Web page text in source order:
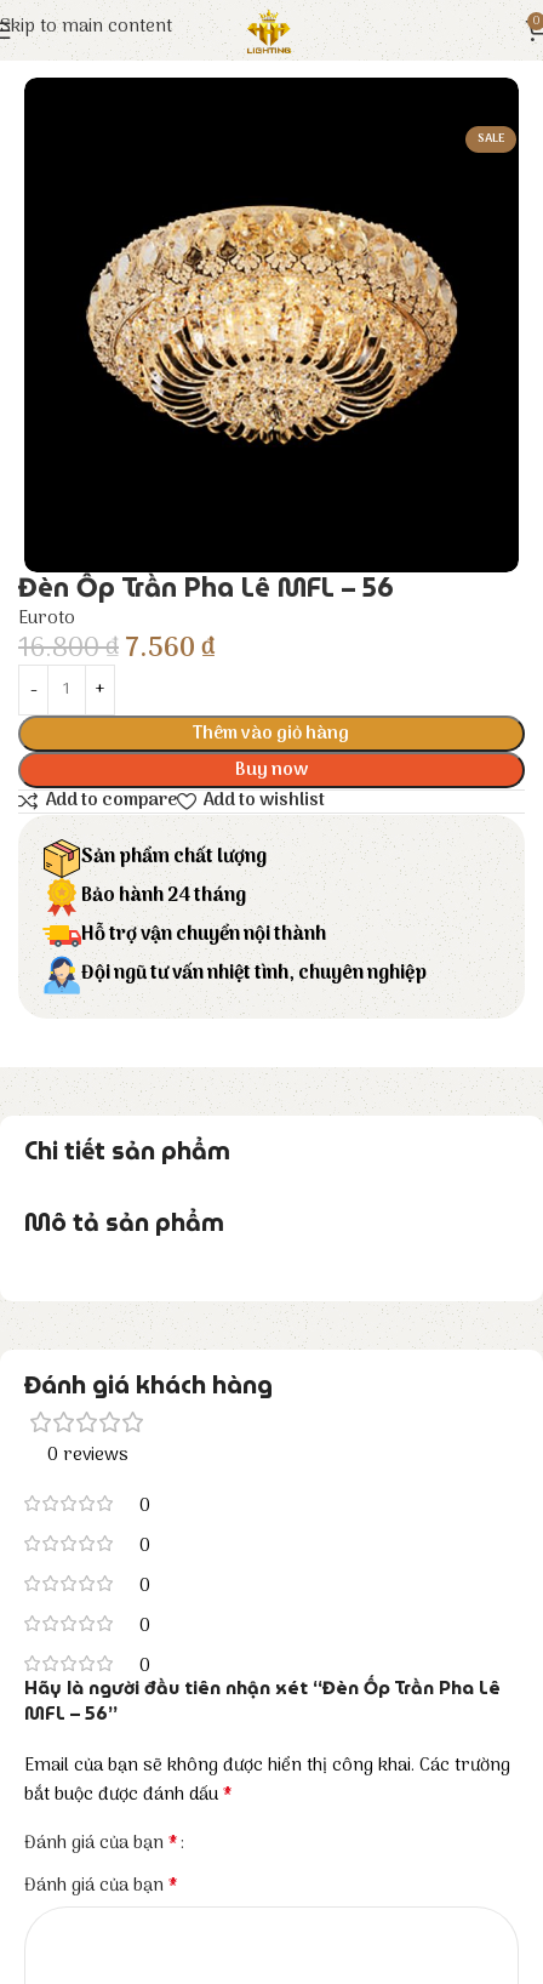
Skip to main content 0
Trang chủ Euroto Đèn Trang Trí
SALE
Đèn Ốp Trần Pha Lê MFL – 56
Euroto
16.800₫7.560₫
Thêm vào giỏ hàng
Buy now
Add to compare
Add to wishlist
Sản phẩm chất lượng
Bảo hành 24 tháng
Hỗ trợ vận chuyển nội thành
Đội ngũ tư vấn nhiệt tình, chuyên nghiệp
Chi tiết sản phẩm
Mô tả sản phẩm
Đánh giá khách hàng
0 reviews
0
0
0
0
0
Hãy là người đầu tiên nhận xét “Đèn Ốp Trần Pha Lê
MFL – 56”
Email của bạn sẽ không được hiển thị công khai. Các trường
bắt buộc được đánh dấu*
Đánh giá của bạn*
Đánh giá của bạn*